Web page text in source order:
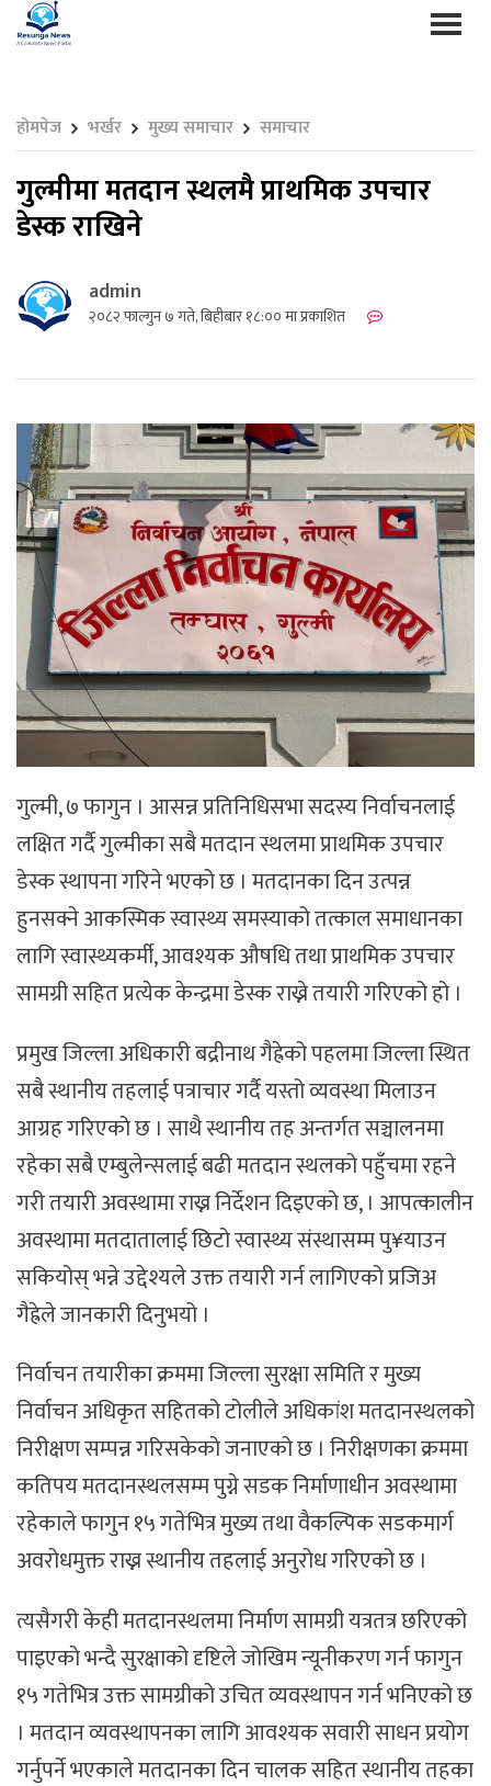
होमपेज भर्खर मुख्य समाचार समाचार
गुल्मीमा मतदान स्थलमै प्राथमिक उपचार
डेस्क राखिने
admin
२०८२ फाल्गुन ७ गते, बिहीबार १८:०० मा प्रकाशित
गुल्मी, ७ फागुन । आसन्न प्रतिनिधिसभा सदस्य निर्वाचनलाई
लक्षित गर्दै गुल्मीका सबै मतदान स्थलमा प्राथमिक उपचार
डेस्क स्थापना गरिने भएको छ । मतदानका दिन उत्पन्न
हुनसक्ने आकस्मिक स्वास्थ्य समस्याको तत्काल समाधानका
लागि स्वास्थ्यकर्मी, आवश्यक औषधि तथा प्राथमिक उपचार
सामग्री सहित प्रत्येक केन्द्रमा डेस्क राख्ने तयारी गरिएको हो ।
प्रमुख जिल्ला अधिकारी बद्रीनाथ गैह्रेको पहलमा जिल्ला स्थित
सबै स्थानीय तहलाई पत्राचार गर्दै यस्तो व्यवस्था मिलाउन
आग्रह गरिएको छ । साथै स्थानीय तह अन्तर्गत सञ्चालनमा
रहेका सबै एम्बुलेन्सलाई बढी मतदान स्थलको पहुँचमा रहने
गरी तयारी अवस्थामा राख्न निर्देशन दिइएको छ, । आपत्कालीन
अवस्थामा मतदातालाई छिटो स्वास्थ्य संस्थासम्म पु¥याउन
सकियोस् भन्ने उद्देश्यले उक्त तयारी गर्न लागिएको प्रजिअ
गैह्रेले जानकारी दिनुभयो ।
निर्वाचन तयारीका क्रममा जिल्ला सुरक्षा समिति र मुख्य
निर्वाचन अधिकृत सहितको टोलीले अधिकांश मतदानस्थलको
निरीक्षण सम्पन्न गरिसकेको जनाएको छ । निरीक्षणका क्रममा
कतिपय मतदानस्थलसम्म पुग्ने सडक निर्माणाधीन अवस्थामा
रहेकाले फागुन १५ गतेभित्र मुख्य तथा वैकल्पिक सडकमार्ग
अवरोधमुक्त राख्न स्थानीय तहलाई अनुरोध गरिएको छ ।
त्यसैगरी केही मतदानस्थलमा निर्माण सामग्री यत्रतत्र छरिएको
पाइएको भन्दै सुरक्षाको दृष्टिले जोखिम न्यूनीकरण गर्न फागुन
१५ गतेभित्र उक्त सामग्रीको उचित व्यवस्थापन गर्न भनिएको छ
। मतदान व्यवस्थापनका लागि आवश्यक सवारी साधन प्रयोग
गर्नुपर्ने भएकाले मतदानका दिन चालक सहित स्थानीय तहका